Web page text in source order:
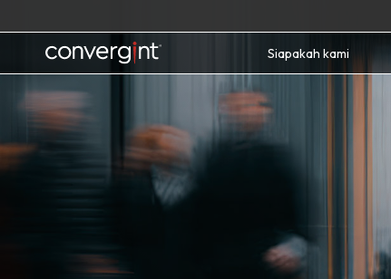
to
Home Siapakah kami